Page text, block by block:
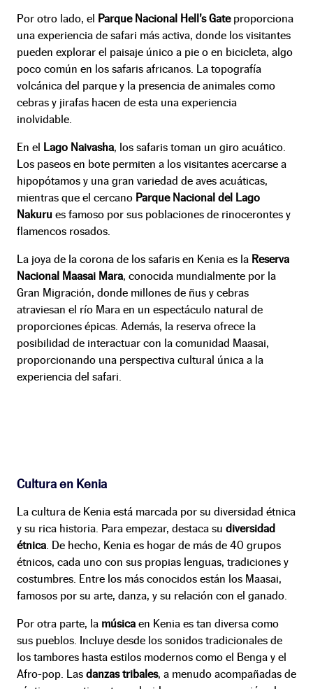
Por otro lado, el Parque Nacional Hell’s Gateproporciona
una experiencia de safari más activa, donde los visitantes
pueden explorar el paisaje único a pie o en bicicleta, algo
poco común en los safaris africanos. La topografía
volcánica del parque y la presencia de animales como
cebras y jirafas hacen de esta una experiencia
inolvidable.
En el Lago Naivasha, los safaris toman un giro acuático.
Los paseos en bote permiten a los visitantes acercarse a
hipopótamos y una gran variedad de aves acuáticas,
mientras que el cercano Parque Nacional del Lago
Nakuru es famoso por sus poblaciones de rinocerontes y
flamencos rosados.
La joya de la corona de los safaris en Kenia es la Reserva
Nacional Maasai Mara, conocida mundialmente por la
Gran Migración, donde millones de ñus y cebras
atraviesan el río Mara en un espectáculo natural de
proporciones épicas. Además, la reserva ofrece la
posibilidad de interactuar con la comunidad Maasai,
proporcionando una perspectiva cultural única a la
experiencia del safari.
Cultura en Kenia
La cultura de Kenia está marcada por su diversidad étnica
y su rica historia. Para empezar, destaca su diversidad
étnica. De hecho, Kenia es hogar de más de 40 grupos
étnicos, cada uno con sus propias lenguas, tradiciones y
costumbres. Entre los más conocidos están los Maasai,
famosos por su arte, danza, y su relación con el ganado.
Por otra parte, la música en Kenia es tan diversa como
sus pueblos. Incluye desde los sonidos tradicionales de
los tambores hasta estilos modernos como el Benga y el
Afro-pop. Las danzas tribales, a menudo acompañadas de